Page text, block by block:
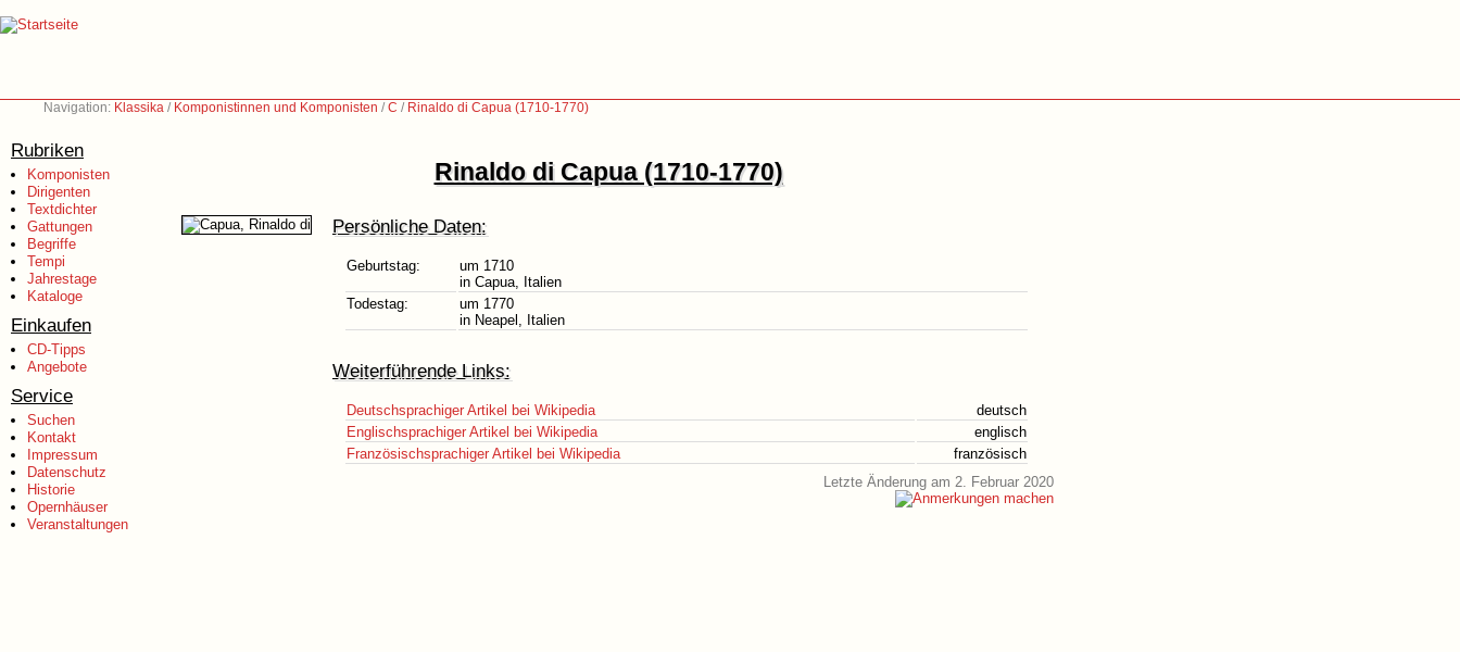
Navigation: Klassika / Komponistinnen und Komponisten /C / Rinaldo di Capua (1710-1770)
Rubriken
Komponisten
Dirigenten
Textdichter
Gattungen
Begriffe
Tempi
Jahrestage
Kataloge
Einkaufen
CD-Tipps
Angebote
Service
Suchen
Kontakt
Impressum
Datenschutz
Historie
Opernhäuser
Veranstaltungen
Rinaldo di Capua (1710-1770)
Persönliche Daten:
Geburtstag:
um 1710
in Capua, Italien
Todestag:
um 1770
in Neapel, Italien
Weiterführende Links:
Deutschsprachiger Artikel bei Wikipedia
deutsch
Englischsprachiger Artikel bei Wikipedia
englisch
Französischsprachiger Artikel bei Wikipedia
französisch
Letzte Änderung am 2. Februar 2020